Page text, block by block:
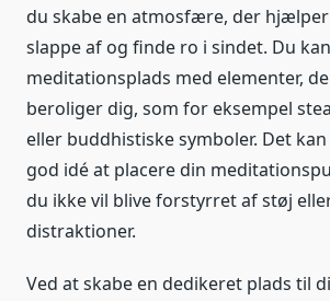
du skabe en atmosfære, der
slappe af og finde ro i sindet. Du
meditationsplads med elementer,
beroliger dig, som for eksempel
eller buddhistiske symboler. Det
god idé at placere din
du ikke vil blive forstyrret af støj
distraktioner.
Ved at skabe en dedikeret plads til